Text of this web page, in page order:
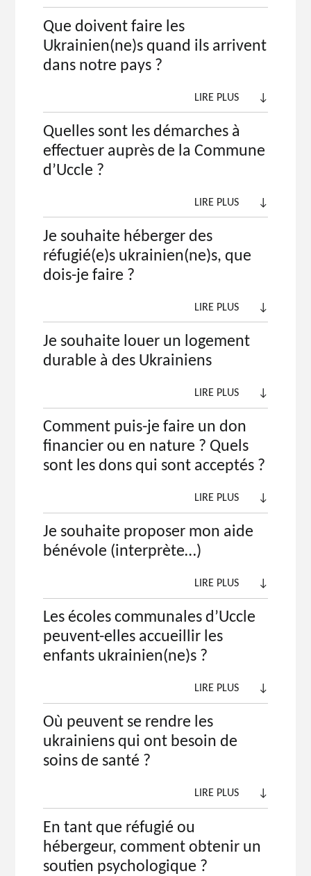
Que doivent faire les
Ukrainien(ne)s quand ils arrivent
dans notre pays ?
LIRE PLUS ↓
Quelles sont les démarches à
effectuer auprès de la Commune
d’Uccle ?
LIRE PLUS ↓
Je souhaite héberger des
réfugié(e)s ukrainien(ne)s, que
dois-je faire ?
LIRE PLUS ↓
Je souhaite louer un logement
durable à des Ukrainiens
LIRE PLUS ↓
Comment puis-je faire un don
financier ou en nature ? Quels
sont les dons qui sont acceptés ?
LIRE PLUS ↓
Je souhaite proposer mon aide
bénévole (interprète…)
LIRE PLUS ↓
Les écoles communales d’Uccle
peuvent-elles accueillir les
enfants ukrainien(ne)s ?
LIRE PLUS ↓
Où peuvent se rendre les
ukrainiens qui ont besoin de
soins de santé ?
LIRE PLUS ↓
En tant que réfugié ou
hébergeur, comment obtenir un
soutien psychologique ?